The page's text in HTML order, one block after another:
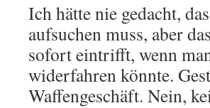
Ich hätte nie gedacht,
aufsuchen muss, aber
sofort eintrifft, wenn
widerfahren könnte.
Waffengeschäft. Nein,